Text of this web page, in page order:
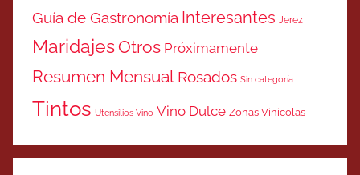
Guía de Gastronomía Interesantes Jerez
MaridajesOtros Próximamente
Resumen Mensual Rosados Sin categoría
Tintos Utensilios Vino Vino Dulce Zonas Vinicolas